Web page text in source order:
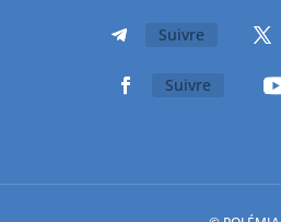
Suivre
Suivre